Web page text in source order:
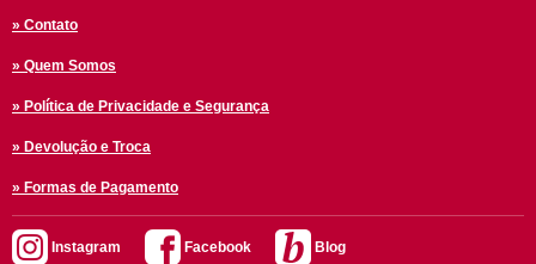
» Contato
» Quem Somos
» Política de Privacidade e Segurança
» Devolução e Troca
» Formas de Pagamento
Instagram Facebook Blog